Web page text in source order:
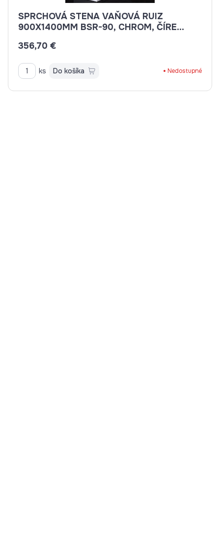
SPRCHOVÁ STENA VAŇOVÁ RUIZ
900X1400MM BSR-90, CHROM, ČÍRE
356,70 €
ks Do košíka Nedostupné